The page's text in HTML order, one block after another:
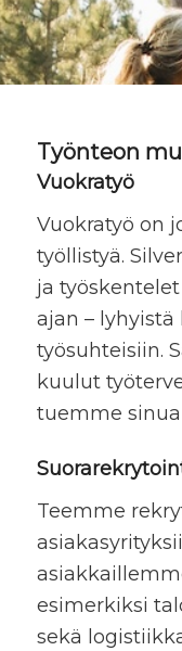
Työnteon
Vuokratyö
Vuokratyö on
työllistyä.
ja
ajan –
työsuhteisiin.
kuulut
tuemme
Teemme
esimerkiksi
sekä